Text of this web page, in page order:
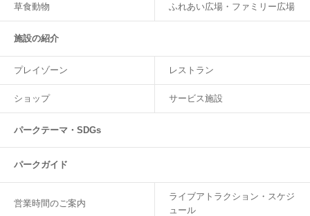
草食動物 ふれあい広場・ファミリー広場
施設の紹介
プレイゾーン レストラン
ショップ サービス施設
パークテーマ・SDGs
パークガイド
営業時間のご案内
ライブアトラクション・スケジ
ュール